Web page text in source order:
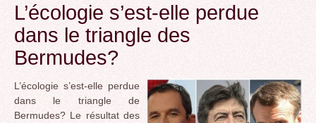
L’écologie s’est-elle perdue
dans le triangle des
Bermudes?
L’écologie s’est-elle perdue
dans le triangle de
Bermudes? Le résultat des